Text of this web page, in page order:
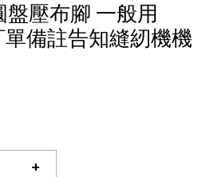
壓布腳 一般用
單備註告知縫紉機機
+